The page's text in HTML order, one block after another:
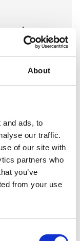
About
and ads, to
our traffic.
of our site with
partners who
you’ve
from your use
rol
poot
werkdag